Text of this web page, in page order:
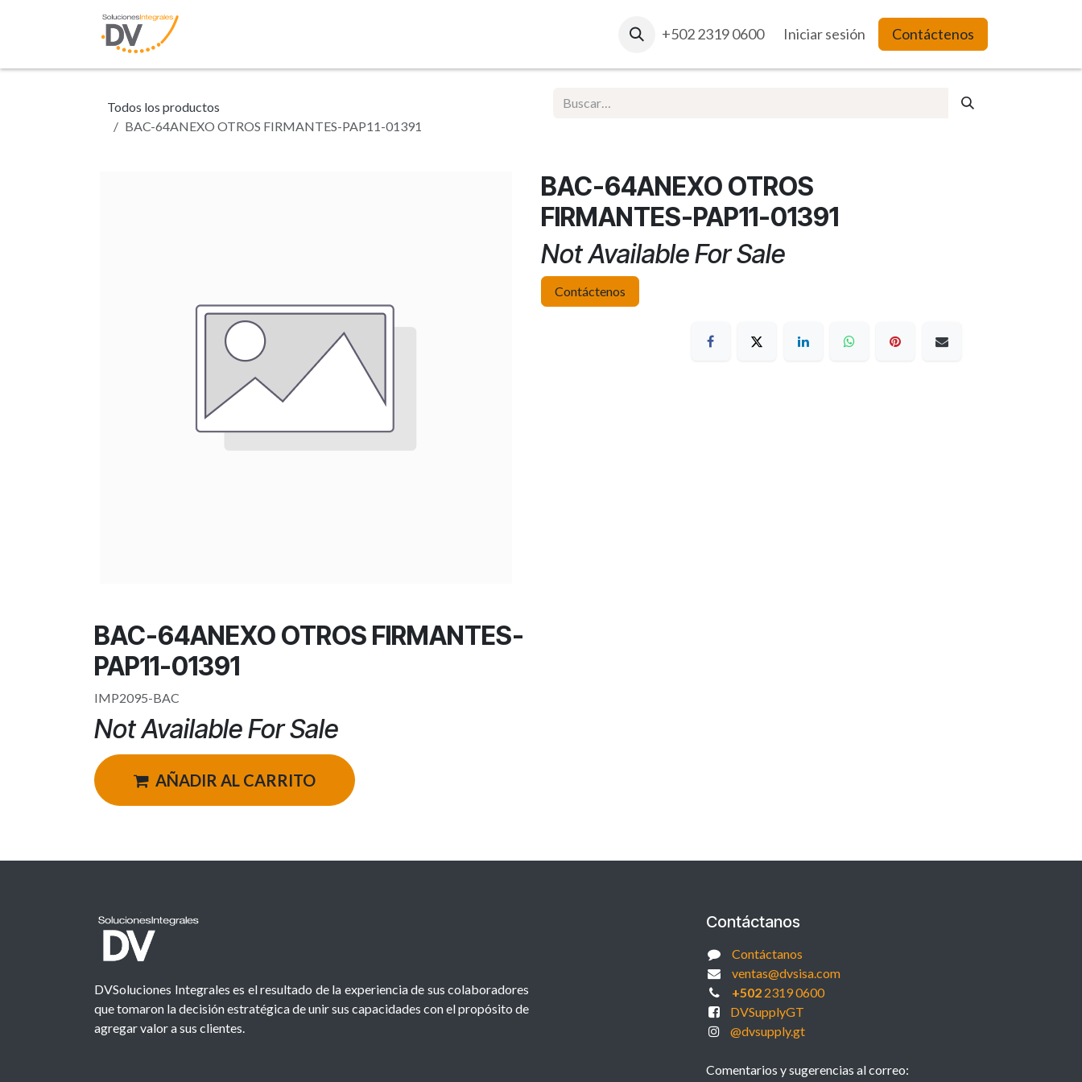
Ventas Corporativas Reportes Web
+502 2319 0600 Iniciar sesión Contáctenos
Todos los productos
BAC-64ANEXO OTROS FIRMANTES-PAP11-01391
BAC-64ANEXO OTROS
FIRMANTES-PAP11-01391
Not Available For Sale
Contáctenos
BAC-64ANEXO OTROS FIRMANTES-
PAP11-01391
IMP2095-BAC
Not Available For Sale
AÑADIR AL CARRITO
DVSoluciones Integrales es el resultado de la experiencia de sus colaboradores
que tomaron la decisión estratégica de unir sus capacidades con el propósito de
agregar valor a sus clientes.
Contáctanos
Contáctanos
ventas@dvsisa.com
+5022319 0600
DVSupplyGT
@dvsupply.gt
Comentarios y sugerencias al correo: